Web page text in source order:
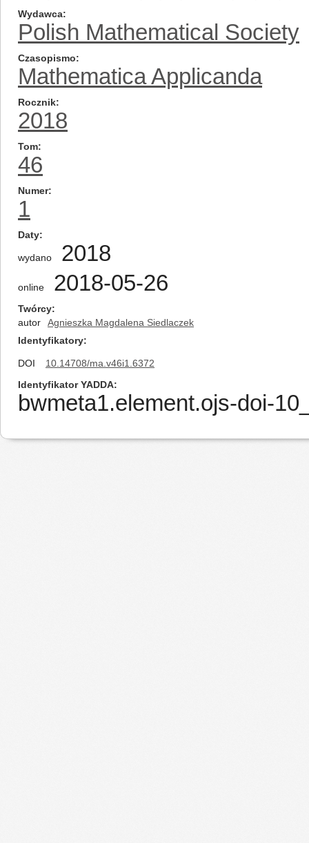
Wydawca
Polish Mathematical Society
Czasopismo
Mathematica Applicanda
Rocznik
2018
Tom
46
Numer
1
Daty
wydano 2018
online 2018-05-26
Twórcy
autor
Agnieszka Magdalena Siedlaczek
Identyfikatory
DOI
10.14708/ma.v46i1.6372
Identyfikator YADDA
bwmeta1.element.ojs-doi-